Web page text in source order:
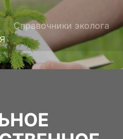
Справочники эколога